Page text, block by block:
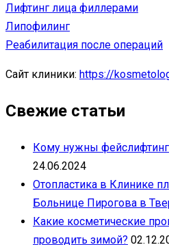
Лифтинг лица филлерами
Липофилинг
Реабилитация после операций
Сайт клиники: https://
Свежие статьи
Кому нужны фейслифтинг
24.06.2024
Отопластика в Клинике
Больнице Пирогова в
Какие косметические
проводить зимой?